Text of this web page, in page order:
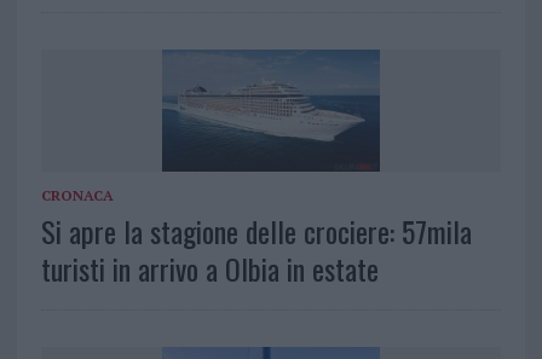
CRONACA
Si apre la stagione delle crociere: 57mila
turisti in arrivo a Olbia in estate